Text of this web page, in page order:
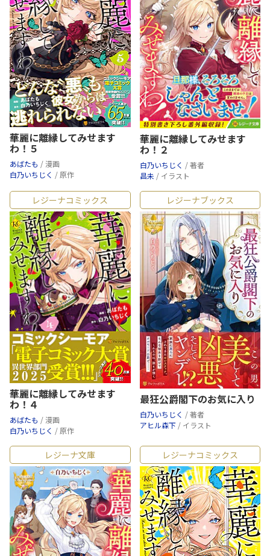
華麗に離縁してみせます
わ！５
あばたも / 漫画
白乃いちじく / 原作
華麗に離縁してみせます
わ！２
白乃いちじく / 著者
昌未 / イラスト
レジーナコミックス
華麗に離縁してみせます
わ！４
あばたも / 漫画
白乃いちじく / 原作
レジーナブックス
最狂公爵閣下のお気に入り
白乃いちじく / 著者
アヒル森下 / イラスト
レジーナ文庫 レジーナコミックス